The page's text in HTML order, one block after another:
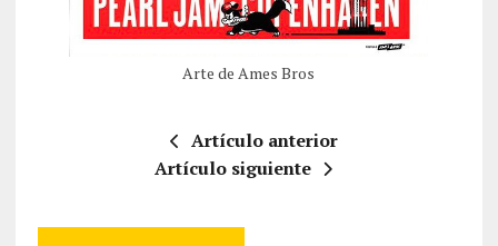
Arte de Ames Bros
Artículo anterior
Artículo siguiente